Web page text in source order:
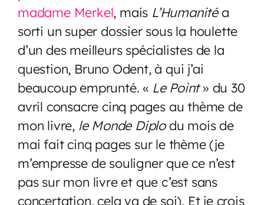
madame Merkel, mais L’Humanitéa
sorti un super dossier sous la houlette
d’un des meilleurs spécialistes de la
question, Bruno Odent, à qui j’ai
beaucoup emprunté. « Le Point» du 30
avril consacre cinq pages au thème de
mon livre, le Monde Diplodu mois de
mai fait cinq pages sur le thème (je
m’empresse de souligner que ce n’est
pas sur mon livre et que c’est sans
concertation, cela va de soi). Et je crois